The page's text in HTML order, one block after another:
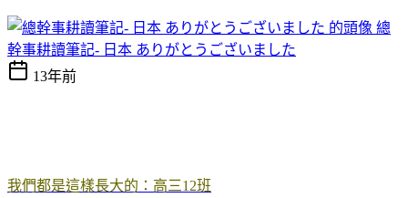
總
幹事耕讀筆記- 日本 ありがとうございました
13年前
我們都是這樣長大的：高三12班